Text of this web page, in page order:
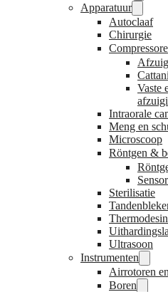
Apparatuur
Autoclaaf
Chirurgie
Vaste
Intraorale
Meng en
Microscoop
Röntgen &
Sterilisatie
Ultrasoon
Instrumenten
Airrotoren
Boren